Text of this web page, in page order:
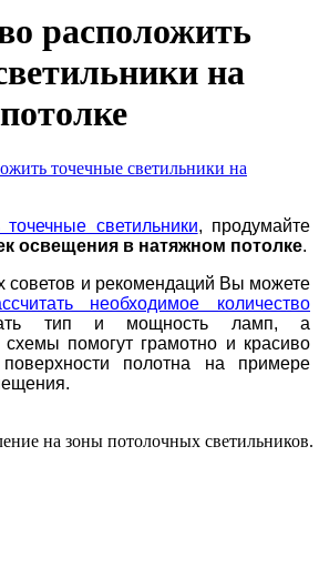
расположить
на
точечные светильники, продумайте
освещения в натяжном потолке.
советов и рекомендаций Вы можете
необходимое количество
тип и мощность ламп, а
помогут грамотно и красиво
полотна на примере
.